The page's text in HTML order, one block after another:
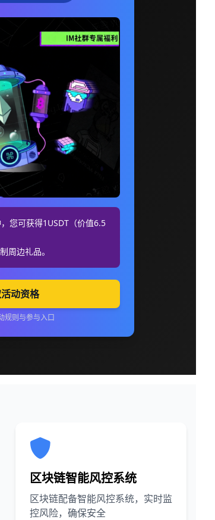
您可获得1USDT（价值6.5
周边礼品。
动资格
规则与参与入口
区块链智能风控系统
区块链配备智能风控系统，实时监
控风险，确保安全